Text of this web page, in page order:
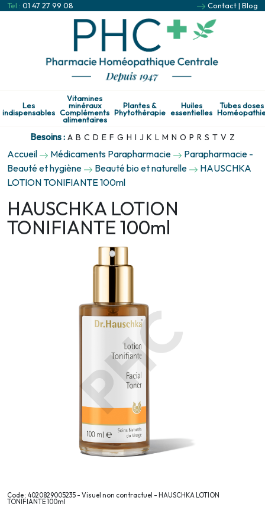
Tel : 01 47 27 99 08 Contact| Blog
Les
indispensables
Vitamines
minéraux
Compléments
alimentaires
Plantes &
Phytothérapie
Huiles
essentielles
Tubes doses
Besoins : A B C D E F G H I J K L M N O P R S T V Z
Accueil Médicaments Parapharmacie
Parapharmacie -
Beauté et hygiène
Beauté bio et naturelle
HAUSCHKA
LOTION TONIFIANTE 100ml
HAUSCHKA LOTION
TONIFIANTE 100ml
Code : 4020829005235 - Visuel non contractuel - HAUSCHKA LOTION
TONIFIANTE 100ml